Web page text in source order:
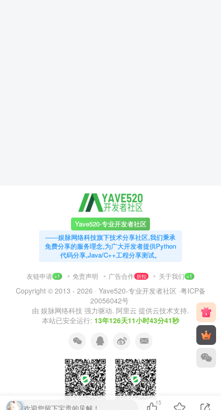
Yave520-专业开发者社区
——娱脉网络科技旗下技术分享社区,我们秉承
免费分享的服务理念,为广大开发者提供Python
代码分享,Java/C++工程分享测试。
友链申请 +1 免责声明 广告合作 折扣 关于我们 +1
Copyright © 2013 - 2026 · Yave520-专业开发者社区 ·粤ICP备
20056042号
由 娱脉网络科技 强力驱动. 阿里云 提供云技术支持.
本站已安全运行: 13年126天11小时43分42秒
扫码加QQ群 扫码加微信
欢迎您留下宝贵的见解！
15